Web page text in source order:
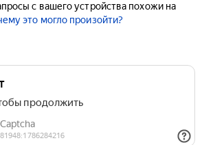
с вашего устройства похожи на
это могло произойти?